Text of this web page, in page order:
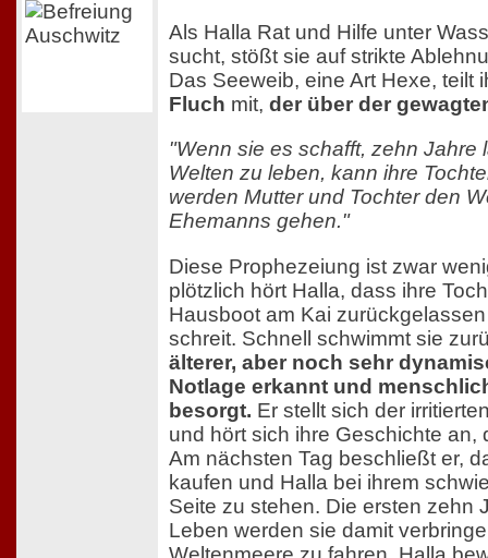
Als Halla Rat und Hilfe unter
sucht, stößt sie auf strikte
Das Seeweib, eine Art Hexe, teilt
Fluch mit, der über der
"Wenn sie es schafft, zehn Jahre
Welten zu leben, kann ihre
werden Mutter und Tochter den
Ehemanns gehen."
Diese Prophezeiung ist zwar
plötzlich hört Halla, dass ihre
Hausboot am Kai
schreit. Schnell schwimmt sie
älterer, aber noch sehr
Notlage erkannt und
besorgt. Er stellt sich der
und hört sich ihre Geschichte an,
Am nächsten Tag beschließt er,
kaufen und Halla bei ihrem
Seite zu stehen. Die ersten zehn
Leben werden sie damit